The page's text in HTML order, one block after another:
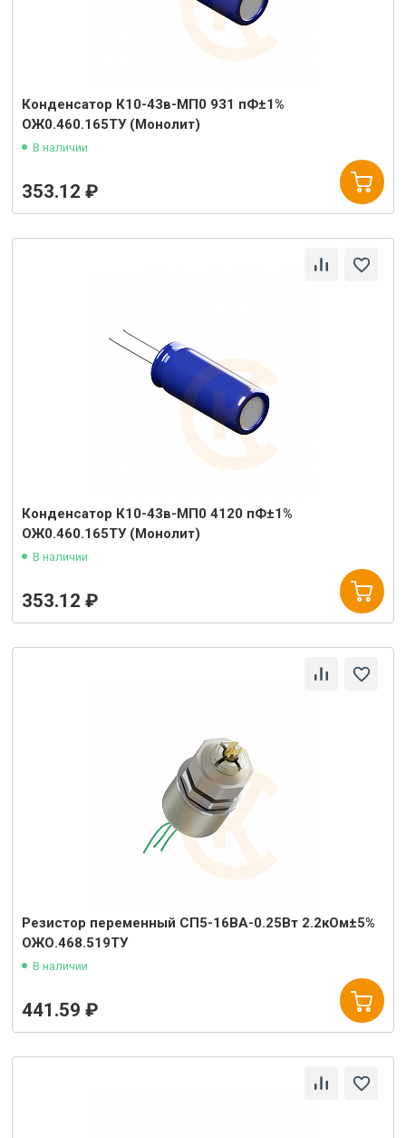
Конденсатор К10-43в-МП0 931 пФ±1%
ОЖ0.460.165ТУ (Монолит)
В наличии
353.12 ₽
Конденсатор К10-43в-МП0 4120 пФ±1%
ОЖ0.460.165ТУ (Монолит)
В наличии
353.12 ₽
Резистор переменный СП5-16ВА-0.25Вт 2.2кОм±5%
ОЖО.468.519ТУ
В наличии
441.59 ₽